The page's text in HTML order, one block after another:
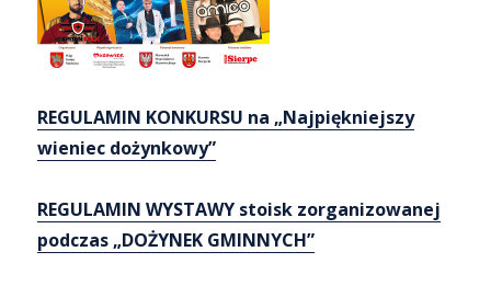
REGULAMIN KONKURSU na „Najpiękniejszy
wieniec dożynkowy”
REGULAMIN WYSTAWY stoisk zorganizowanej
podczas „DOŻYNEK GMINNYCH”